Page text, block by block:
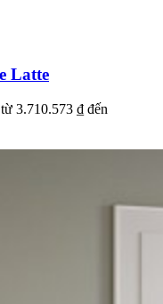
Latte
3.710.573 ₫ đến